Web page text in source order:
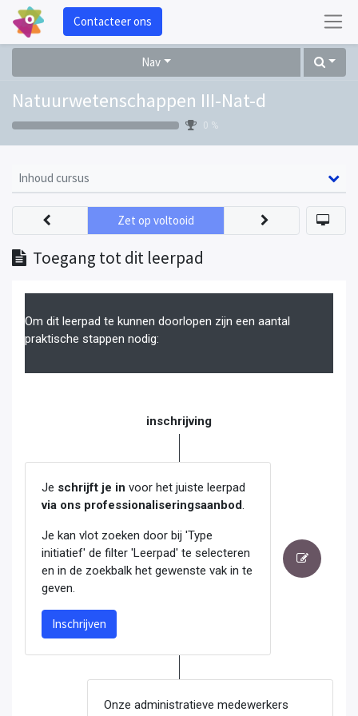
Contacteer ons
Nav
Natuurwetenschappen III-Nat-d
0 %
Inhoud cursus
Toegang tot dit leerpad
Zet op voltooid
Om dit leerpad te kunnen doorlopen zijn een aantal
praktische stappen nodig:
inschrijving
Je schrijft je in voor het juiste leerpad
via ons professionaliseringsaanbod
Je kan vlot zoeken door bij 'Type
initiatief' de filter 'Leerpad' te selecteren
en in de zoekbalk het gewenste vak in te
geven.
Inschrijven
Onze administratieve medewerkers